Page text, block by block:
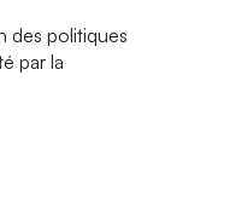
des politiques
par la